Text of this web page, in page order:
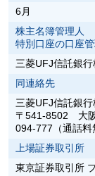
6月
株主名簿管理人
特別口座の口座
三菱UFJ信託銀
同連絡先
三菱UFJ信託銀
〒541-8502 大
094-777（通話料
上場証券取引所
東京証券取引所